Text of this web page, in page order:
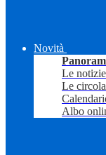
Novità
Le notizie
Le
Albo